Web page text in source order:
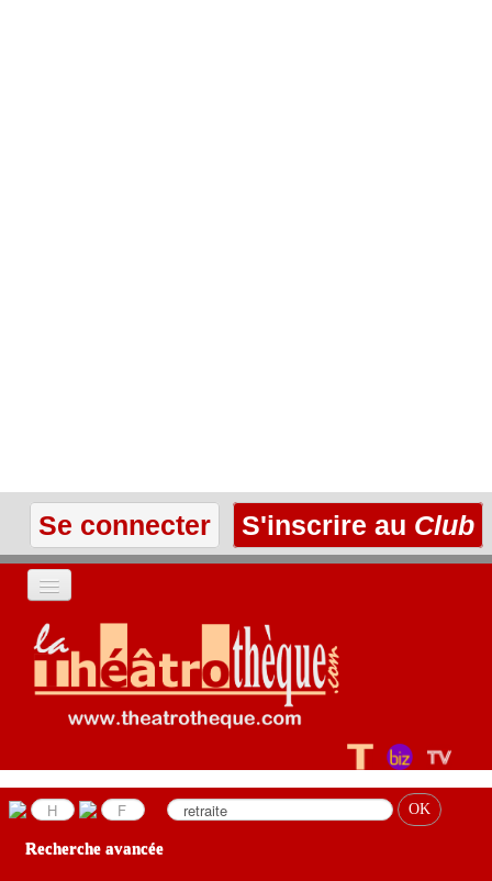
Se connecter S'inscrire au Club
ACCUEIL
LES TEXTES
LES ANNONCES
Recherche avancée